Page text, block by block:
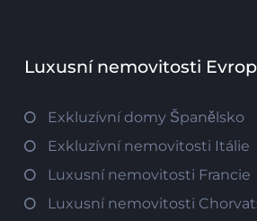
Luxusní nemovitosti
Exkluzívní domy Španělsko
Exkluzívní nemovitosti Itálie
Luxusní nemovitosti Francie
Luxusní nemovitosti